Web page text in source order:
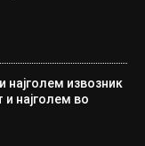
најголем извозник
и најголем во